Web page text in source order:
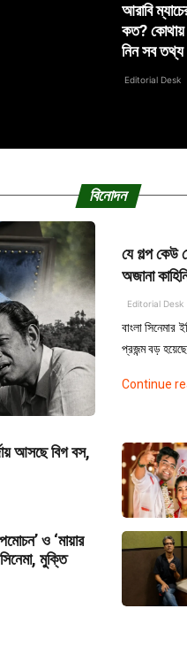
আরাবি
কত? কোথায়
নিন সব তথ্য
Editorial Desk
বিনোদন
যে গল্প কেউ
অজানা
Editorial Desk
বাংলা
প্রজন্ম বড়
Continue
আসছে বিগ বস,
ও ‘মায়ার
মুক্তি